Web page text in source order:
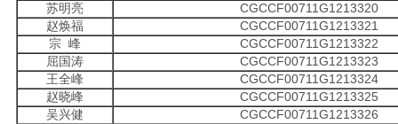
苏明亮
CGCCF00711G1213320
赵焕福
CGCCF00711G1213321
宗 峰
CGCCF00711G1213322
屈国涛
CGCCF00711G1213323
王全峰
CGCCF00711G1213324
赵晓峰
CGCCF00711G1213325
吴兴健
CGCCF00711G1213326